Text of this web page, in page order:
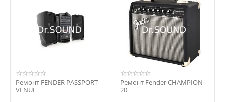
Ремонт FENDER PASSPORT
VENUE
Ремонт Fender CHAMPION
20